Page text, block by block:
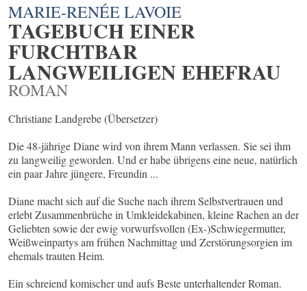
MARIE-RENÉE LAVOIE
TAGEBUCH EINER
FURCHTBAR
LANGWEILIGEN EHEFRAU
ROMAN
Christiane Landgrebe (Übersetzer)
Die 48-jährige Diane wird von ihrem Mann verlassen. Sie sei ihm
zu langweilig geworden. Und er habe übrigens eine neue, natürlich
ein paar Jahre jüngere, Freundin ...
Diane macht sich auf die Suche nach ihrem Selbstvertrauen und
erlebt Zusammenbrüche in Umkleidekabinen, kleine Rachen an der
Geliebten sowie der ewig vorwurfsvollen (Ex-)Schwiegermutter,
Weißweinpartys am frühen Nachmittag und Zerstörungsorgien im
ehemals trauten Heim.
Ein schreiend komischer und aufs Beste unterhaltender Roman.